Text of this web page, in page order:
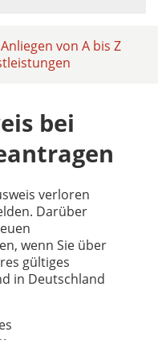
Anliegen von A bis Z
bei
verloren
Darüber
wenn Sie über
gültiges
in Deutschland